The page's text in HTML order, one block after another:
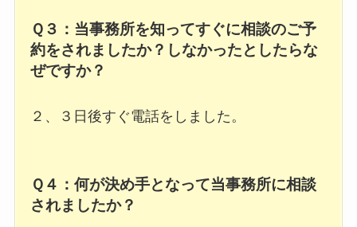
Ｑ３：当事務所を知ってすぐに相談のご予
約をされましたか？しなかったとしたらな
ぜですか？
２、３日後すぐ電話をしました。
Ｑ４：何が決め手となって当事務所に相談
されましたか？